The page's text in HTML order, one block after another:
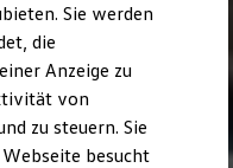
und Updates
Sie werden
die
Anzeige zu
von
zu steuern. Sie
besucht